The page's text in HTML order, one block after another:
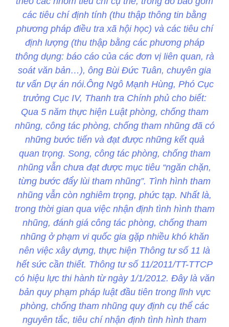
các tiêu chí định tính (thu thập thông tin bằng
phương pháp điều tra xã hội học) và các tiêu chí
định lượng (thu thập bằng các phương pháp
thông dụng: báo cáo của các đơn vị liên quan, rà
soát văn bản…), ông Bùi Đức Tuân, chuyên gia
tư vấn Dự án nói.Ông Ngô Mạnh Hùng, Phó Cục
trưởng Cục IV, Thanh tra Chính phủ cho biết:
Qua 5 năm thực hiện Luật phòng, chống tham
nhũng, công tác phòng, chống tham nhũng đã có
những bước tiến và đạt được những kết quả
quan trọng. Song, công tác phòng, chống tham
nhũng vẫn chưa đạt được mục tiêu “ngăn chặn,
từng bước đẩy lùi tham nhũng”. Tình hình tham
nhũng vẫn còn nghiêm trọng, phức tạp. Nhất là,
trong thời gian qua việc nhận định tình hình tham
nhũng, đánh giá công tác phòng, chống tham
nhũng ở phạm vi quốc gia gặp nhiều khó khăn
nên việc xây dựng, thực hiện Thông tư số 11 là
hết sức cần thiết. Thông tư số 11/2011/TT-TTCP
có hiệu lực thi hành từ ngày 1/1/2012. Đây là văn
bản quy phạm pháp luật đầu tiên trong lĩnh vực
phòng, chống tham nhũng quy định cụ thể các
nguyên tắc, tiêu chí nhận định tình hình tham